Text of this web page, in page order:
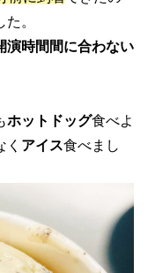
。
演時間間に合わない
ホットドッグ食べよ
アイス食べまし